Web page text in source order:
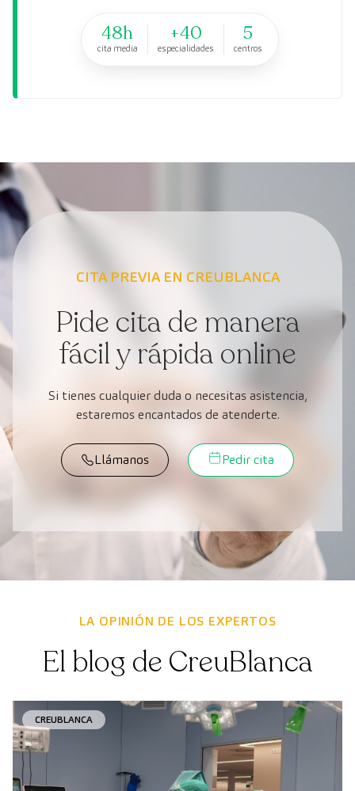
48h
cita media
+40
especialidades
5
centros
CITA PREVIA EN CREUBLANCA
Pide cita de manera
fácil y rápida online
Si tienes cualquier duda o necesitas asistencia,
estaremos encantados de atenderte.
Llámanos Pedir cita
LA OPINIÓN DE LOS EXPERTOS
El blog de CreuBlanca
CREUBLANCA